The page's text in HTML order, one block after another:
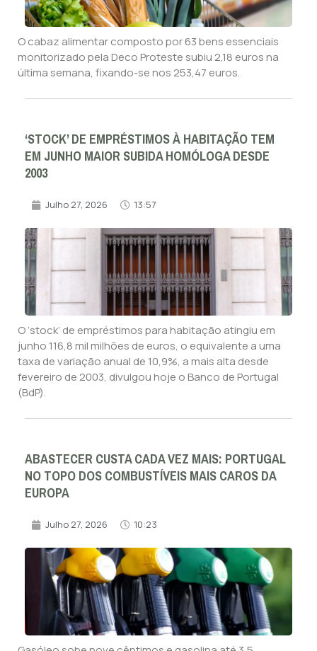
O cabaz alimentar composto por 63 bens essenciais
monitorizado pela Deco Proteste subiu 2,18 euros na
última semana, fixando-se nos 253,47 euros.
‘STOCK’ DE EMPRÉSTIMOS À HABITAÇÃO TEM
EM JUNHO MAIOR SUBIDA HOMÓLOGA DESDE
2003
Julho 27, 2026 13:57
O ‘stock’ de empréstimos para habitação atingiu em
junho 116,8 mil milhões de euros, o equivalente a uma
taxa de variação anual de 10,9%, a mais alta desde
fevereiro de 2003, divulgou hoje o Banco de Portugal
(BdP).
ABASTECER CUSTA CADA VEZ MAIS: PORTUGAL
NO TOPO DOS COMBUSTÍVEIS MAIS CAROS DA
EUROPA
Julho 27, 2026 10:23